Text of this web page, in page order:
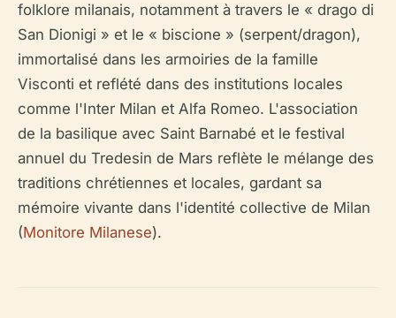
folklore milanais, notamment à travers le « drago di
San Dionigi » et le « biscione » (serpent/dragon),
immortalisé dans les armoiries de la famille
Visconti et reflété dans des institutions locales
comme l'Inter Milan et Alfa Romeo. L'association
de la basilique avec Saint Barnabé et le festival
annuel du Tredesin de Mars reflète le mélange des
traditions chrétiennes et locales, gardant sa
mémoire vivante dans l'identité collective de Milan
(Monitore Milanese).